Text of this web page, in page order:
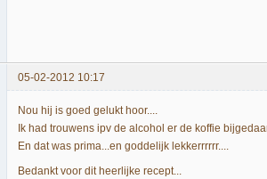
05-02-2012 10:17
Nou hij is goed gelukt hoor....
Ik had trouwens ipv de alcohol er de koffie
En dat was prima...en goddelijk lekkerrrrrr....
Bedankt voor dit heerlijke recept...